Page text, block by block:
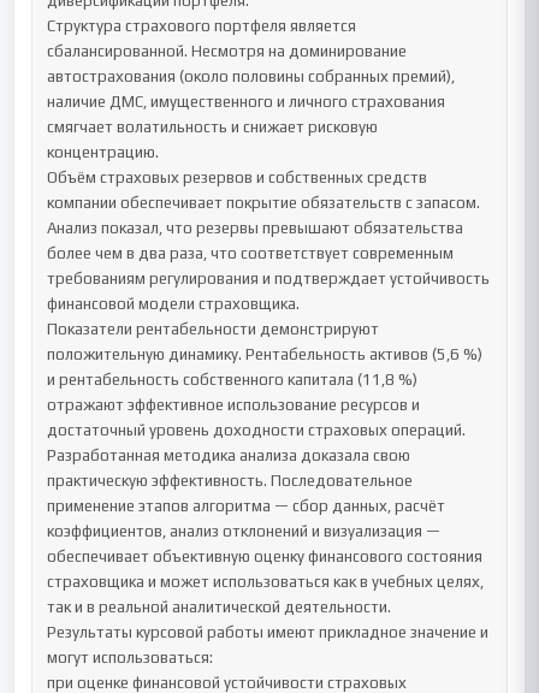
Структура страхового портфеля является
сбалансированной. Несмотря на доминирование
автострахования (около половины собранных премий),
наличие ДМС, имущественного и личного страхования
смягчает волатильность и снижает рисковую
концентрацию.
Объём страховых резервов и собственных средств
компании обеспечивает покрытие обязательств с запасом.
Анализ показал, что резервы превышают обязательства
более чем в два раза, что соответствует современным
требованиям регулирования и подтверждает устойчивость
финансовой модели страховщика.
Показатели рентабельности демонстрируют
положительную динамику. Рентабельность активов (5,6 %)
и рентабельность собственного капитала (11,8 %)
отражают эффективное использование ресурсов и
достаточный уровень доходности страховых операций.
Разработанная методика анализа доказала свою
практическую эффективность. Последовательное
применение этапов алгоритма — сбор данных, расчёт
коэффициентов, анализ отклонений и визуализация —
обеспечивает объективную оценку финансового состояния
страховщика и может использоваться как в учебных целях,
так и в реальной аналитической деятельности.
Результаты курсовой работы имеют прикладное значение и
могут использоваться:
при оценке финансовой устойчивости страховых